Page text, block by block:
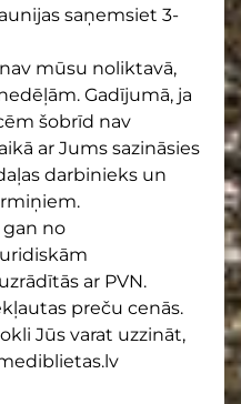
saņemsiet 3-
mūsu noliktavā,
Gadījumā, ja
šobrīd nav
ar Jums sazināsies
darbinieks un
no
ar PVN.
preču cenās.
Jūs varat uzzināt,